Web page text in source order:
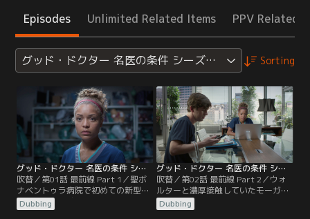
Episodes Unlimited Related Items PPV Related
グッド・ドクター 名医の条件 シーズン4 Sorting
グッド・ドクター 名医の条件 シーズン4 第01話／吹替
吹替／第01話 最前線 Part 1／聖ボ
ナベントゥラ病院で初めての新型コ
ロナウイルス感染症患者ミルドレッ
ドは、インフルエンザの診断後、短
Dubbing
グッド・ドクター 名医の条件 シーズン4 第02話／吹替
吹替／第02話 最前線 Part 2／ウォ
ルターと濃厚接触していたモーガン
とペトリンガは新型コロナウイルス
に感染していた。軽症だったモーガ
Dubbing